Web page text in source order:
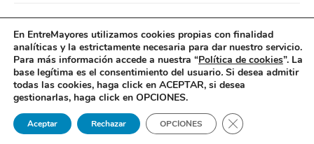
Convive abre el plazo de
inscripción para estudiantes
y celebra 30 años uniendo a
jóvenes y mayores en Madrid
En EntreMayores utilizamos cookies propias con finalidad
analíticas y la estrictamente necesaria para dar nuestro servicio.
Para más información accede a nuestra “Política de cookies”. La
base legítima es el consentimiento del usuario. Si desea admitir
todas las cookies, haga click en ACEPTAR, si desea
gestionarlas, haga click en OPCIONES.
Aceptar Rechazar OPCIONES Cerrar el banner